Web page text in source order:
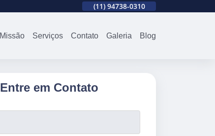
(11) 94738-0310
Missão Serviços Contato Galeria Blog
Entre em Contato